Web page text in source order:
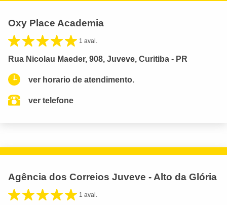
Oxy Place Academia
1 aval.
Rua Nicolau Maeder, 908, Juveve, Curitiba - PR
ver horario de atendimento.
ver telefone
Agência dos Correios Juveve - Alto da Glória
1 aval.